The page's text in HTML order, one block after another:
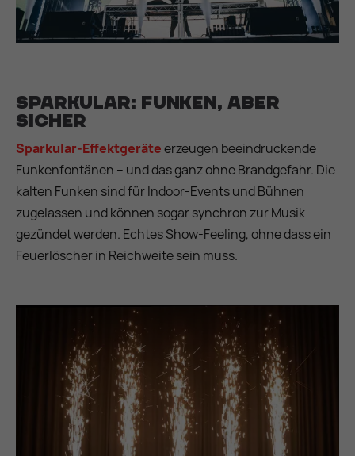
Sparkular: Funken, aber
sicher
Sparkular-Effektgeräteerzeugen beeindruckende
Funkenfontänen – und das ganz ohne Brandgefahr. Die
kalten Funken sind für Indoor-Events und Bühnen
zugelassen und können sogar synchron zur Musik
gezündet werden. Echtes Show-Feeling, ohne dass ein
Feuerlöscher in Reichweite sein muss.